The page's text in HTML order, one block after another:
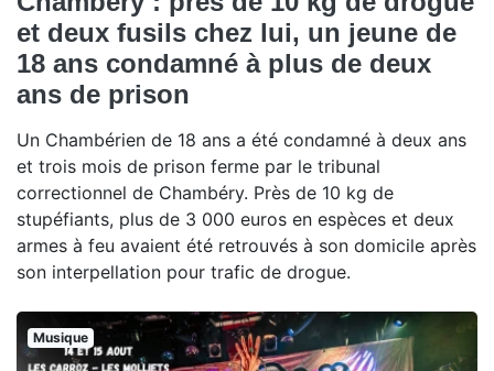
et deux fusils chez lui, un jeune de
18 ans condamné à plus de deux
ans de prison
Un Chambérien de 18 ans a été condamné à deux ans
et trois mois de prison ferme par le tribunal
correctionnel de Chambéry. Près de 10 kg de
stupéfiants, plus de 3 000 euros en espèces et deux
armes à feu avaient été retrouvés à son domicile après
son interpellation pour trafic de drogue.
Musique